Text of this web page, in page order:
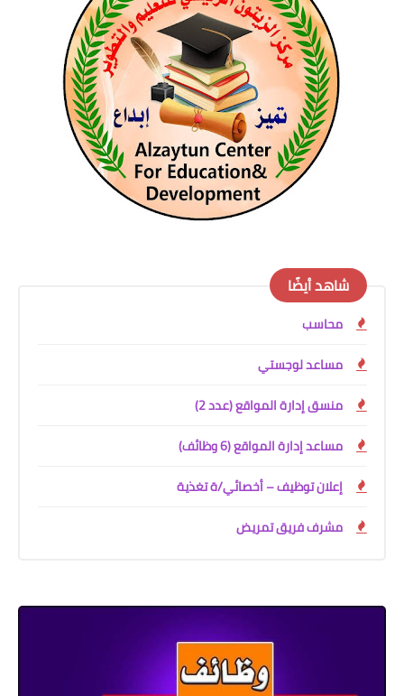
شاهد أيضًا
محاسب
مساعد لوجستي
منسق إدارة المواقع (عدد 2)
مساعد إدارة المواقع (6 وظائف)
إعلان توظيف – أخصائي/ة تغذية
مشرف فريق تمريض